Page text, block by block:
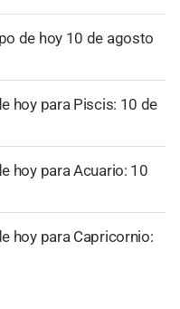
de hoy 10 de agosto
hoy para Piscis: 10 de
hoy para Acuario: 10
hoy para Capricornio: